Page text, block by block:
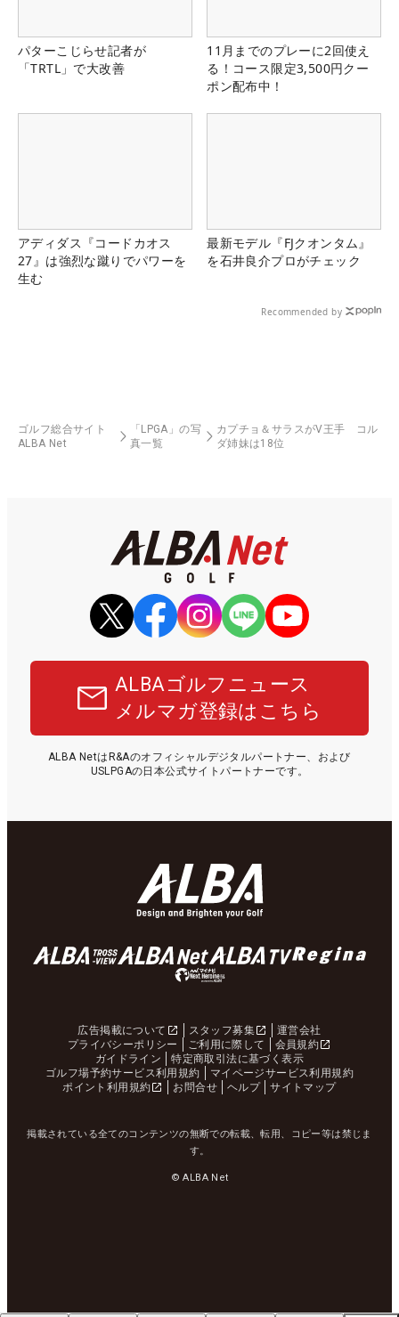
パターこじらせ記者が
「TRTL」で大改善
11月までのプレーに2回使え
る！コース限定3,500円クー
ポン配布中！
アディダス『コードカオス
27』は強烈な蹴りでパワーを
生む
最新モデル『FJクオンタム』
を石井良介プロがチェック
Recommended by
ゴルフ総合サイト
ALBA Net
「LPGA」の写
真一覧
カプチョ＆サラスがV王手 コル
ダ姉妹は18位
ALBAゴルフニュース
メルマガ登録はこちら
ALBA NetはR&Aのオフィシャルデジタルパートナー、および
USLPGAの日本公式サイトパートナーです。
広告掲載について スタッフ募集
運営会社
プライバシーポリシー
ご利用に際して
会員規約
ガイドライン
特定商取引法に基づく表示
ゴルフ場予約サービス利用規約
マイページサービス利用規約
ポイント利用規約
お問合せ ヘルプ サイトマップ
掲載されている全てのコンテンツの無断での転載、転用、コピー等は禁じま
す。
© ALBA Net